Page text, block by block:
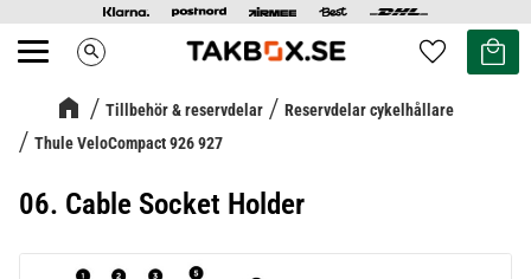
Meny search Favoriter
Kundvagn
Tillbehör & reservdelar
Reservdelar cykelhållare
Thule VeloCompact 926 927
06. Cable Socket Holder